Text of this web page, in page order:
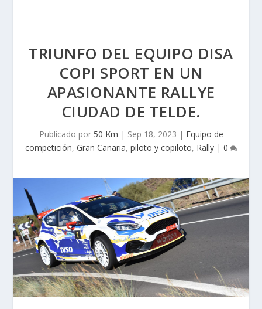
TRIUNFO DEL EQUIPO DISA
COPI SPORT EN UN
APASIONANTE RALLYE
CIUDAD DE TELDE.
Publicado por 50 Km | Sep 18, 2023 | Equipo de
competición, Gran Canaria, piloto y copiloto, Rally| 0